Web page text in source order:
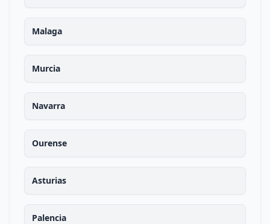
Malaga
Murcia
Navarra
Ourense
Asturias
Palencia